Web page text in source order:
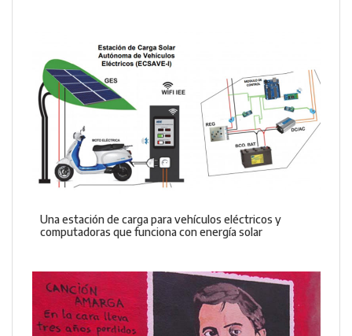
Una estación de carga para vehículos eléctricos y
computadoras que funciona con energía solar